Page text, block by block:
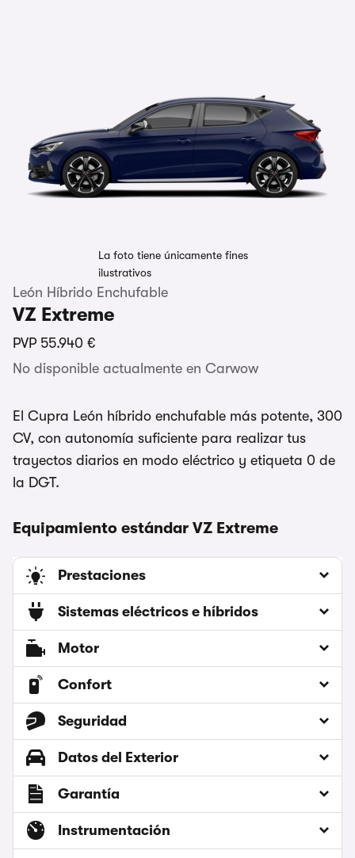
La foto tiene únicamente fines
ilustrativos
León Híbrido Enchufable
VZ Extreme
PVP 55.940 €
No disponible actualmente en Carwow
El Cupra León híbrido enchufable más potente, 300
CV, con autonomía suficiente para realizar tus
trayectos diarios en modo eléctrico y etiqueta 0 de
la DGT.
Equipamiento estándar VZ Extreme
Prestaciones
Sistemas eléctricos e híbridos
Motor
Confort
Seguridad
Datos del Exterior
Garantía
Instrumentación